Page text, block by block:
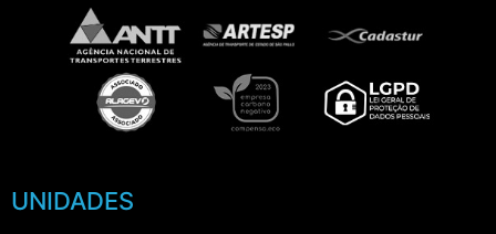
UNIDADES